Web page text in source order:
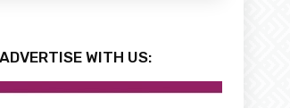
ADVERTISE WITH US: